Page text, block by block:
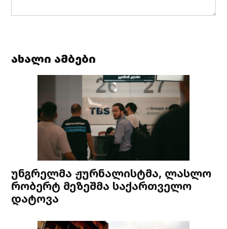
ახალი ამბები
უნგრელმა ჟურნალისტმა, ლასლო
რობერტ მეზეშმა საქართველო
დატოვა